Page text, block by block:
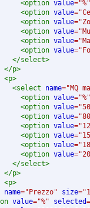
<option value="%"
<option value="
<option value="
<option value="
<option value="
<option value="
</select>
</p>
<p>
<select name="MQ
<option value="%"
<option value="50
<option value="80
<option value="
<option value="
<option value="
<option value="
</select>
</p>
<p>
name="Prezzo" size="1
value="%" selected=